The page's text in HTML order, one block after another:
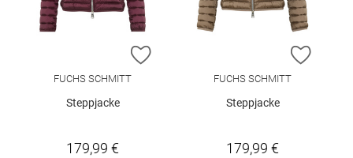
ZUR WUNSCHLISTE HINZUFÜGEN
FUCHS SCHMITT
Steppjacke
179,99 €
ZUR
FUCHS SCHMITT
Steppjacke
179,99 €